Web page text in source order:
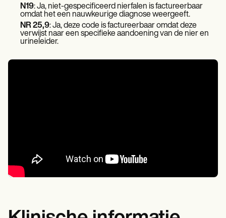
N19: Ja, niet-gespecificeerd nierfalen is factureerbaar
omdat het een nauwkeurige diagnose weergeeft.
NR 25,9: Ja, deze code is factureerbaar omdat deze
verwijst naar een specifieke aandoening van de nier en
urineleider.